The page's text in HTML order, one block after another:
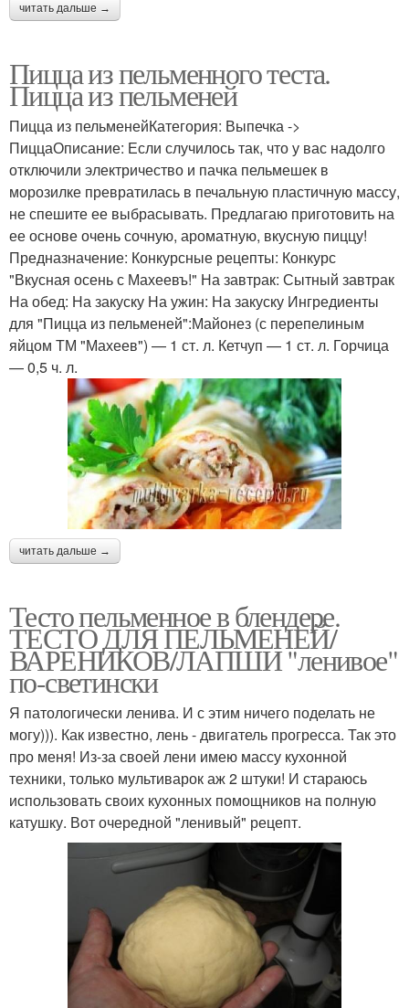
читать дальше →
Пицца из пельменного теста.
Пицца из пельменей
Пицца из пельменейКатегория: Выпечка ->
ПиццаОписание: Если случилось так, что у вас надолго
отключили электричество и пачка пельмешек в
морозилке превратилась в печальную пластичную массу,
не спешите ее выбрасывать. Предлагаю приготовить на
ее основе очень сочную, ароматную, вкусную пиццу!
Предназначение: Конкурсные рецепты: Конкурс
"Вкусная осень с Махеевъ!" На завтрак: Сытный завтрак
На обед: На закуску На ужин: На закуску Ингредиенты
для "Пицца из пельменей":Майонез (с перепелиным
яйцом ТМ "Махеев") — 1 ст. л. Кетчуп — 1 ст. л. Горчица
— 0,5 ч. л.
читать дальше →
Тесто пельменное в блендере.
ТЕСТО ДЛЯ ПЕЛЬМЕНЕЙ/
ВАРЕНИКОВ/ЛАПШИ "ленивое"
по-светински
Я патологически ленива. И с этим ничего поделать не
могу))). Как известно, лень - двигатель прогресса. Так это
про меня! Из-за своей лени имею массу кухонной
техники, только мультиварок аж 2 штуки! И стараюсь
использовать своих кухонных помощников на полную
катушку. Вот очередной "ленивый" рецепт.